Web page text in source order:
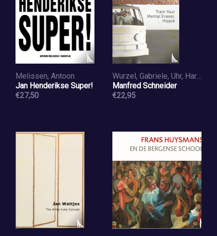
Melissen, Antoon
Jan Henderikse Super!
€27,50
Wurzel, Gabriele, Uhr, Harald, Dijkstra, Jeroen, Schneider, Manfred, Kuni, Verena, Schmitz, Rudolf
Manfred Schneider
€22,95